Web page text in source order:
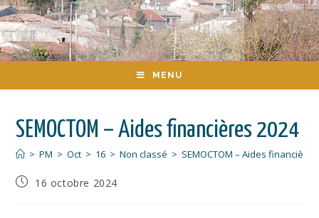
MENU
SEMOCTOM – Aides financières 2024
> PM > Oct > 16 > Non classé > SEMOCTOM – Aides
16 octobre 2024